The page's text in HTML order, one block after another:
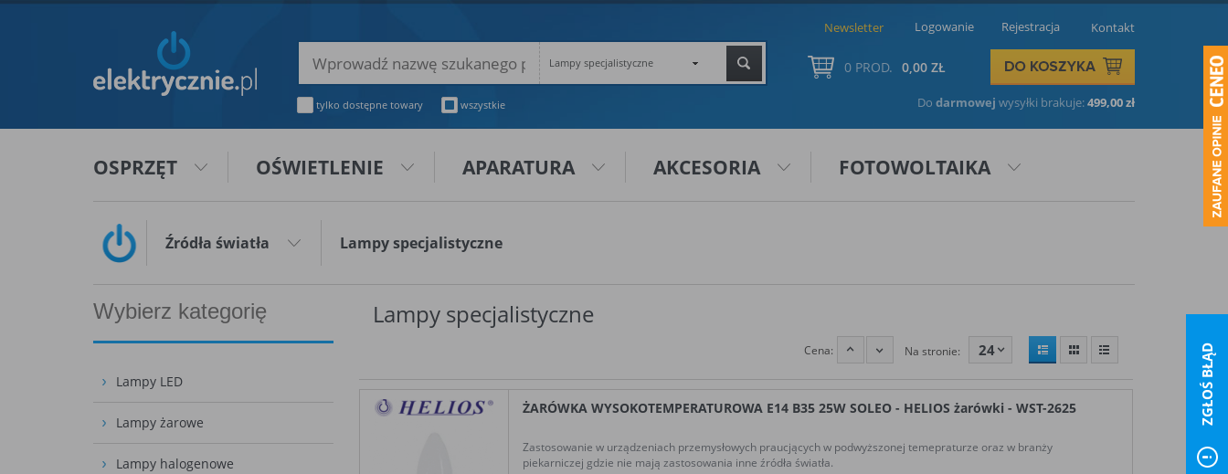
Lampy specjalistyczne
tylko dostępne towary wszystkie
Newsletter Logowanie Rejestracja Kontakt
0 PROD. 0,00 ZŁ
Do darmowej wysyłki brakuje:499,00 zł
OSPRZĘT OŚWIETLENIE APARATURA AKCESORIA FOTOWOLTAIKA
Źródła światła Lampy specjalistyczne
Wybierz kategorię
Lampy LED
Lampy żarowe
Lampy halogenowe
Lampy specjalistyczne
Na stronie: 24
Cena:
ŻARÓWKA WYSOKOTEMPERATUROWA E14 B35 25W SOLEO - HELIOS żarówki - WST-2625
Zastosowanie w urządzeniach przemysłowych praucjących w podwyższonej temepraturze oraz w branży
piekarniczej gdzie nie mają zastosowania inne źródła światła.
ZGŁOŚ BŁĄD